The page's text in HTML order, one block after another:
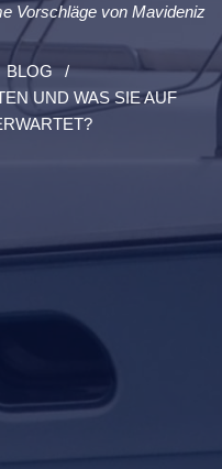
Vorschläge von Mavideniz
BLOG
UND WAS SIE AUF